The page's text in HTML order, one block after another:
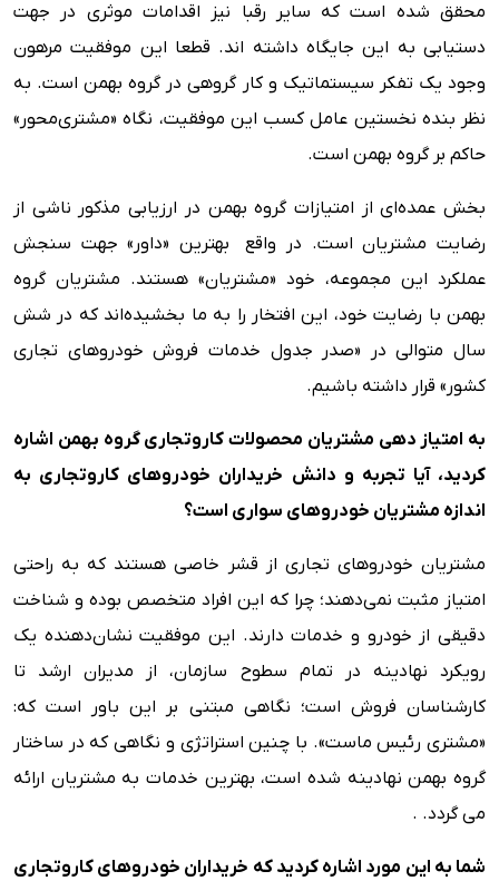
محقق شده است که سایر رقبا نیز اقدامات موثری در جهت
دستیابی به این جایگاه داشته اند. قطعا این موفقیت مرهون
وجود یک تفکر سیستماتیک و کار گروهی در گروه بهمن است. به
نظر بنده نخستین عامل کسب این موفقیت، نگاه «مشتری‌محور»
حاکم بر گروه بهمن است.
بخش عمده‌ای از امتیازات گروه بهمن در ارزیابی مذکور ناشی از
رضایت مشتریان است. در واقع بهترین «داور» جهت سنجش
عملکرد این مجموعه، خود «مشتریان» هستند. مشتریان گروه
بهمن با رضایت خود، این افتخار را به ما بخشیده‌اند که در شش
سال متوالی در «صدر جدول خدمات فروش خودروهای تجاری
کشور» قرار داشته باشیم.
به امتیاز دهی مشتریان محصولات کاروتجاری گروه بهمن اشاره
کردید، آیا تجربه و دانش خریداران خودروهای کاروتجاری به
اندازه مشتریان خودروهای سواری است؟
مشتریان خودروهای تجاری از قشر خاصی هستند که به راحتی
امتیاز مثبت نمی‌دهند؛ چرا که این افراد متخصص بوده و شناخت
دقیقی از خودرو و خدمات دارند. این موفقیت نشان‌دهنده یک
رویکرد نهادینه در تمام سطوح سازمان، از مدیران ارشد تا
کارشناسان فروش است؛ نگاهی مبتنی بر این باور است که:
«مشتری رئیس ماست». با چنین استراتژی و نگاهی که در ساختار
گروه بهمن نهادینه شده است، بهترین خدمات به مشتریان ارائه
می گردد. .
شما به این مورد اشاره کردید که خریداران خودروهای کاروتجاری